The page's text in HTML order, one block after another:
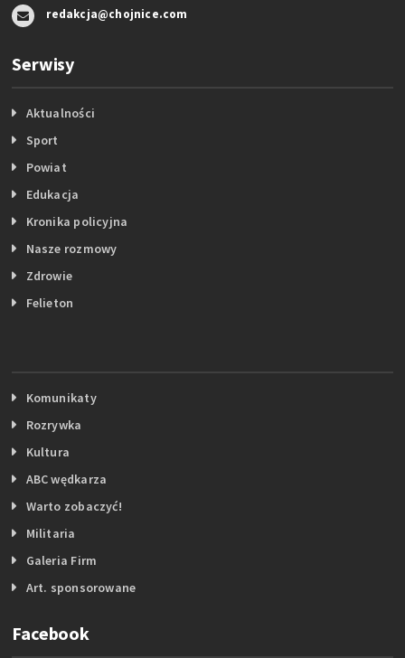
redakcja@chojnice.com
Serwisy
Aktualności
Sport
Powiat
Edukacja
Kronika policyjna
Nasze rozmowy
Zdrowie
Felieton
Komunikaty
Rozrywka
Kultura
ABC wędkarza
Warto zobaczyć!
Militaria
Galeria Firm
Art. sponsorowane
Facebook